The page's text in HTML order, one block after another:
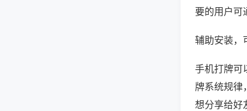
要的用户可
辅助安装，
手机打牌可
牌系统规律
想分享给好